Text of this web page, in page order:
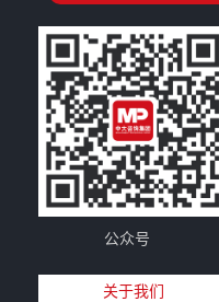
公众号
关于我们